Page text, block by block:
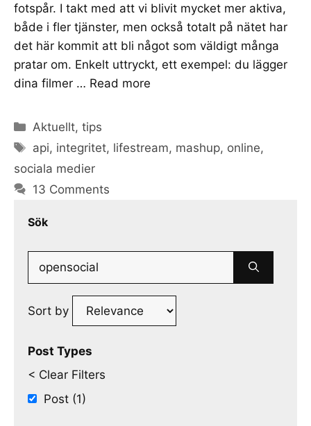
fotspår. I takt med att vi blivit mycket mer aktiva,
både i fler tjänster, men också totalt på nätet har
det här kommit att bli något som väldigt många
pratar om. Enkelt uttryckt, ett exempel: du lägger
dina filmer … Read more
Categories
Aktuellt,tips
Tags
api, integritet, lifestream, mashup, online,
sociala medier
13 Comments
Sök
Sort by
Post Types
< Clear Filters
Post (1)